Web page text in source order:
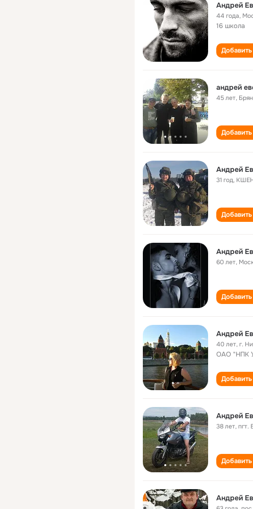
Андрей
44 года,
16 школа
андрей
45 лет,
Андрей
31 год,
Андрей
60 лет,
Андрей
40 лет,г.
ОАО "НПК
Андрей
38 лет,пгт.
Андрей